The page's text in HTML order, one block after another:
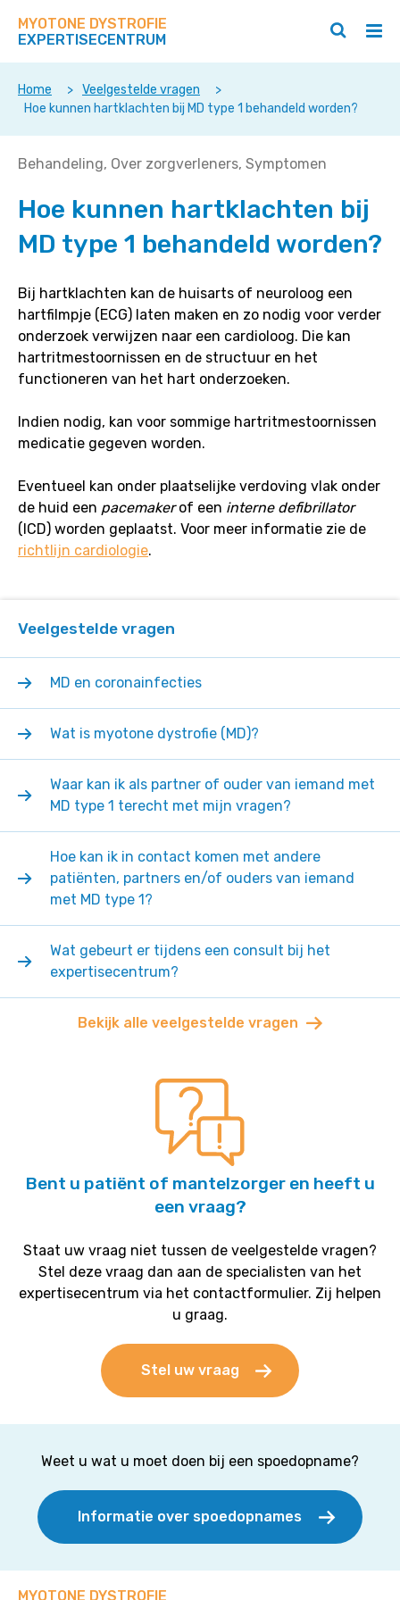
direct
op
deze
MYOTONE DYSTROFIE
EXPERTISECENTRUM
/
Zoeken
/
Home > Veelgestelde vragen
>
Hoe kunnen hartklachten bij MD type 1 behandeld worden?
Hoe
hartklachten
MD
1
behandeld
worden?
Behandeling Over zorgverleners Symptomen
Hoe kunnen hartklachten bij
MD type 1 behandeld worden?
Bij hartklachten kan de huisarts of neuroloog een
hartfilmpje (ECG) laten maken en zo nodig voor verder
onderzoek verwijzen naar een cardioloog. Die kan
hartritmestoornissen en de structuur en het
functioneren van het hart onderzoeken.
Indien nodig, kan voor sommige hartritmestoornissen
medicatie gegeven worden.
Eventueel kan onder plaatselijke verdoving vlak onder
de huid een pacemakerof een interne defibrillator
(ICD) worden geplaatst. Voor meer informatie zie de
richtlijn cardiologie.
Veelgestelde vragen
MD en coronainfecties
Wat is myotone dystrofie (MD)?
Waar kan ik als partner of ouder van iemand met
MD type 1 terecht met mijn vragen?
Hoe kan ik in contact komen met andere
patiënten, partners en/of ouders van iemand
met MD type 1?
Wat gebeurt er tijdens een consult bij het
expertisecentrum?
Bekijk alle veelgestelde vragen
Bent u patiënt of mantelzorger en heeft u
een vraag?
Staat uw vraag niet tussen de veelgestelde vragen?
Stel deze vraag dan aan de specialisten van het
expertisecentrum via het contactformulier. Zij helpen
u graag.
Stel uw vraag
Weet u wat u moet doen bij een spoedopname?
Informatie over spoedopnames
MYOTONE DYSTROFIE